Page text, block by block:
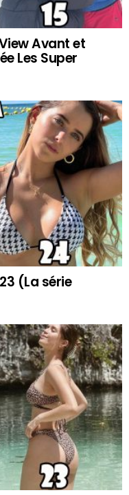
Avant et
Les Super
(La série